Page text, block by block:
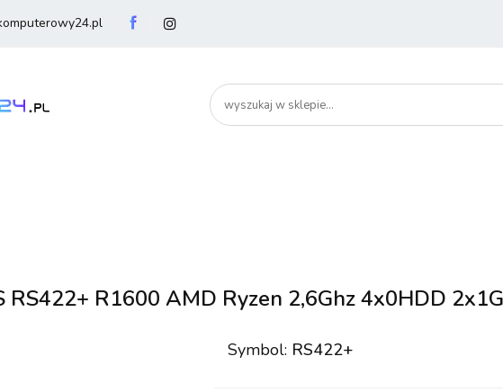
Komputery
Bezpieczeństwo
R1600 AMD Ryzen 2,6Ghz 4x0HDD
Symbol: RS422+